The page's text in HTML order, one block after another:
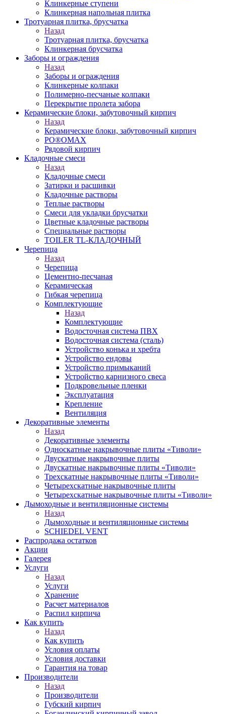
Клинкерные ступени
Клинкерная напольная плитка
Тротуарная плитка, брусчатка
Назад
Тротуарная плитка, брусчатка
Клинкерная брусчатка
Заборы и ограждения
Назад
Заборы и ограждения
Клинкерные колпаки
Полимерно-песчаные колпаки
Перекрытие пролета забора
Керамические блоки, забутовочный кирпич
Назад
Керамические блоки, забутовочный кирпич
PO®OMAX
Рядовой кирпич
Кладочные смеси
Назад
Кладочные смеси
Затирки и расшивки
Кладочные растворы
Теплые растворы
Смеси для укладки брусчатки
Цветные кладочные растворы
Специальные растворы
TOILER TL-КЛАДОЧНЫЙ
Черепица
Назад
Черепица
Цементно-песчаная
Керамическая
Гибкая черепица
Комплектующие
Назад
Комплектующие
Водосточная система ПВХ
Водосточная система (сталь)
Устройство конька и хребта
Устройство ендовы
Устройство примыканий
Устройство карнизного свеса
Подкровельные пленки
Эксплуатация
Крепление
Вентиляция
Декоративные элементы
Назад
Декоративные элементы
Односкатные накрывочные плиты «Тиволи»
Двускатные накрывочные плиты
Двускатные накрывочные плиты «Тиволи»
Трехскатные накрывочные плиты «Тиволи»
Четырехскатные накрывочные плиты
Четырехскатные накрывочные плиты «Тиволи»
Дымоходные и вентиляционные системы
Назад
Дымоходные и вентиляционные системы
SCHIEDEL VENT
Распродажа остатков
Акции
Галерея
Услуги
Назад
Услуги
Хранение
Расчет материалов
Распил кирпича
Как купить
Назад
Как купить
Условия оплаты
Условия доставки
Гарантия на товар
Производители
Назад
Производители
Губский кирпич